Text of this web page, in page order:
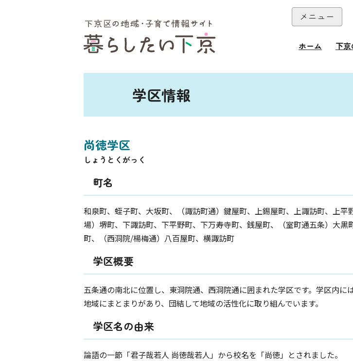
本文へ
メニュー
ホーム 下
学区情報
尚徳学区
しょうとくがっく
町名
和泉町、蛭子町、大坂町、（諏訪町通）鍵屋町、上錫屋町、上諏訪町、上
場）堺町、下諏訪町、下平野町、下万寿寺町、銭屋町、（室町通五条）大
町、（西洞院/楊梅通）八百屋町、横諏訪町
学区概要
五条通の南北に位置し、東洞院通、西洞院通に囲まれた学区です。学区内に
地域にまとまりがあり、団結して地域の活性化に取り組んでいます。
学区名の由来
論語の一節「君子哉若人 尚徳哉若人」から校名を「尚徳」とされました。